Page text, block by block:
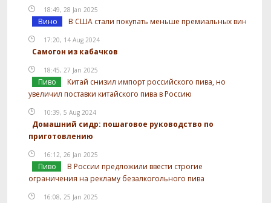
18:49, 28 Jan 2025
Вино В США стали покупать меньше премиальных вин
17:20, 14 Aug 2024
Самогон из кабачков
18:45, 27 Jan 2025
Пиво
Китай снизил импорт российского пива, но
увеличил поставки китайского пива в Россию
10:39, 5 Aug 2024
Домашний сидр: пошаговое руководство по
приготовлению
16:12, 26 Jan 2025
Пиво
В России предложили ввести строгие
ограничения на рекламу безалкогольного пива
16:08, 25 Jan 2025